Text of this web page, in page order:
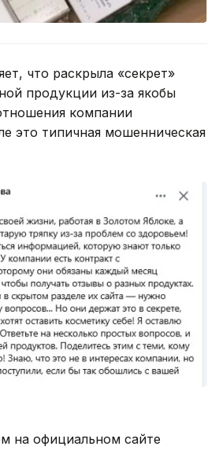
что раскрыла «секрет»
продукции из-за якобы
компании
это типичная мошенническая
на официальном сайте